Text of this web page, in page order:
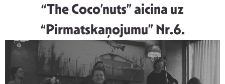
“The Coco’nuts” aicina uz
“Pirmatskaņojumu” Nr.6.